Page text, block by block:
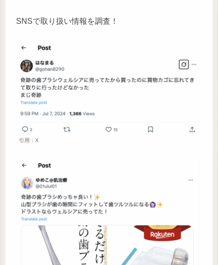
SNSで取り扱い情報を調査！
引用：X